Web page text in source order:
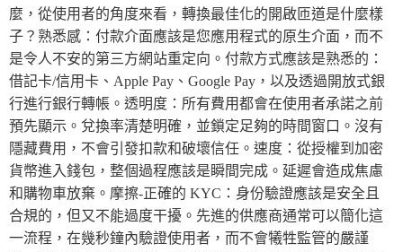
麼，從使用者的角度來看，轉換最佳化的開啟匝道是什麼樣
子？熟悉感：付款介面應該是您應用程式的原生介面，而不
是令人不安的第三方網站重定向。付款方式應該是熟悉的：
借記卡/信用卡、Apple Pay、Google Pay，以及透過開放式銀
行進行銀行轉帳。透明度：所有費用都會在使用者承諾之前
預先顯示。兌換率清楚明確，並鎖定足夠的時間窗口。沒有
隱藏費用，不會引發扣款和破壞信任。速度：從授權到加密
貨幣進入錢包，整個過程應該是瞬間完成。延遲會造成焦慮
和購物車放棄。摩擦-正確的 KYC：身份驗證應該是安全且
合規的，但又不能過度干擾。先進的供應商通常可以簡化這
一流程，在幾秒鐘內驗證使用者，而不會犧牲監管的嚴謹